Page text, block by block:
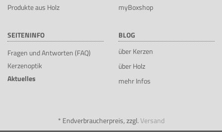
Produkte aus Holz
myBoxshop
SEITENINFO
Fragen und Antworten (FAQ)
Kerzenoptik
Aktuelles
BLOG
über Kerzen
über Holz
mehr Infos
* Endverbraucherpreis, zzgl.Versand